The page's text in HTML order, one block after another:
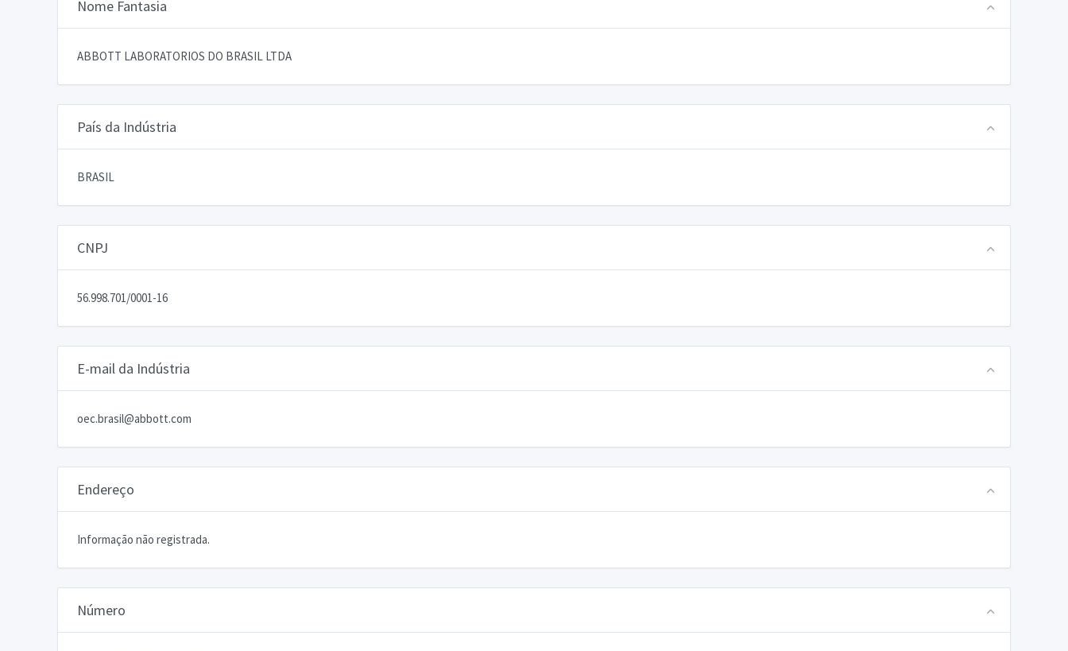
Nome Fantasia
ABBOTT LABORATORIOS DO BRASIL LTDA
País da Indústria
BRASIL
CNPJ
56.998.701/0001-16
E-mail da Indústria
oec.brasil@abbott.com
Endereço
Informação não registrada.
Número